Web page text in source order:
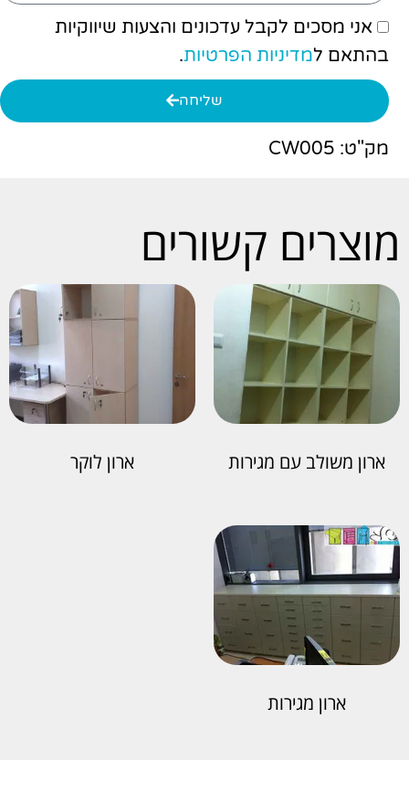
אני מסכים לקבל עדכונים והצעות שיווקיות
בהתאם למדיניות הפרטיות.
שליחה
מק"ט: CW005
מוצרים קשורים
ארון משולב עם מגירות ארון לוקר
ארון מגירות